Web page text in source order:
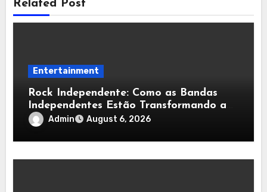
Related Post
Entertainment
Rock Independente: Como as Bandas
Independentes Estão Transformando a
Música Brasileira
Admin August 6, 2026